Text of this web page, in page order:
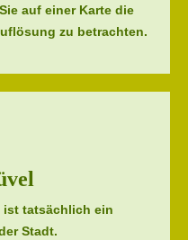
auf einer Karte die
zu betrachten.
ist tatsächlich ein
Stadt.